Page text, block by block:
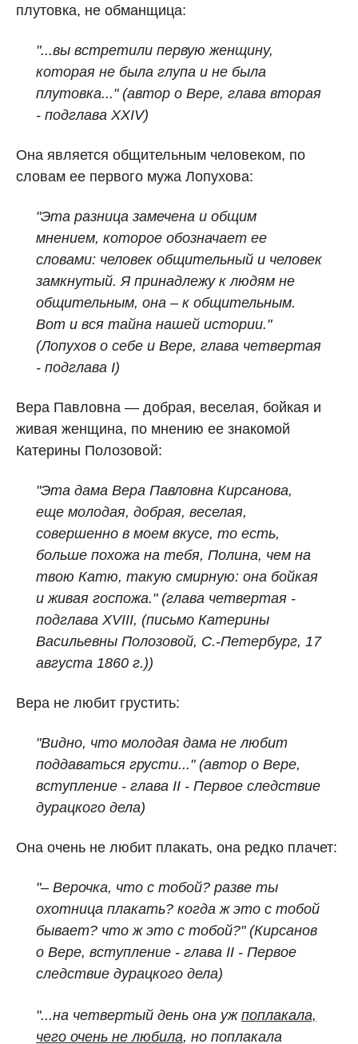
плутовка, не обманщица:
"...вы встретили первую женщину,
которая не была глупа и не была
плутовка..." (автор о Вере, глава вторая
- подглава XXIV)
Она является общительным человеком, по
словам ее первого мужа Лопухова:
"Эта разница замечена и общим
мнением, которое обозначает ее
словами: человек общительный и человек
замкнутый. Я принадлежу к людям не
общительным, она – к общительным.
Вот и вся тайна нашей истории."
(Лопухов о себе и Вере, глава четвертая
- подглава I)
Вера Павловна — добрая, веселая, бойкая и
живая женщина, по мнению ее знакомой
Катерины Полозовой:
"Эта дама Вера Павловна Кирсанова,
еще молодая, добрая, веселая,
совершенно в моем вкусе, то есть,
больше похожа на тебя, Полина, чем на
твою Катю, такую смирную: она бойкая
и живая госпожа." (глава четвертая -
подглава XVIII, (письмо Катерины
Васильевны Полозовой, С.‑Петербург, 17
августа 1860 г.))
Вера не любит грустить:
"Видно, что молодая дама не любит
поддаваться грусти..." (автор о Вере,
вступление - глава II - Первое следствие
дурацкого дела)
Она очень не любит плакать, она редко плачет:
"– Верочка, что с тобой? разве ты
охотница плакать? когда ж это с тобой
бывает? что ж это с тобой?" (Кирсанов
о Вере, вступление - глава II - Первое
следствие дурацкого дела)
"...на четвертый день она уж поплакала,
чего очень не любила, но поплакала